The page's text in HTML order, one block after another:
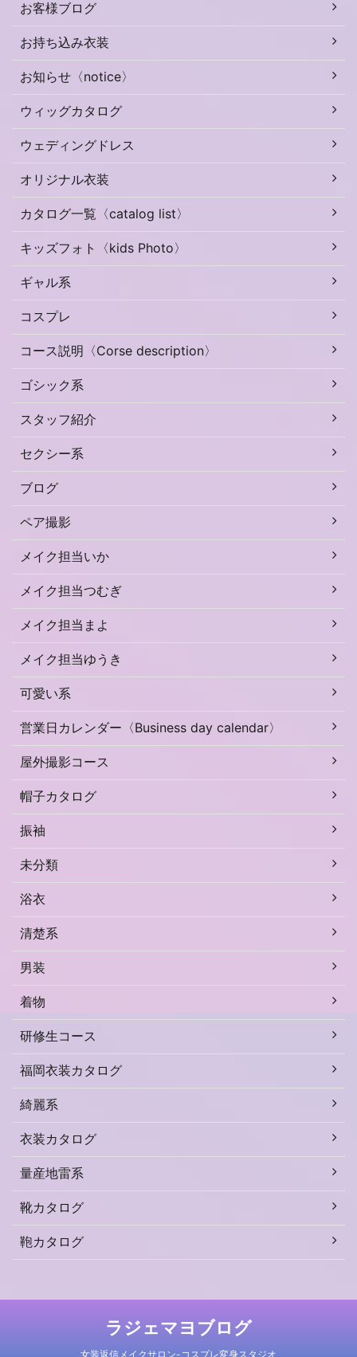
お客様ブログ
お持ち込み衣装
お知らせ〈notice〉
ウィッグカタログ
ウェディングドレス
オリジナル衣装
カタログ一覧〈catalog list〉
キッズフォト〈kids Photo〉
ギャル系
コスプレ
コース説明〈Corse description〉
ゴシック系
スタッフ紹介
セクシー系
ブログ
ペア撮影
メイク担当いか
メイク担当つむぎ
メイク担当まよ
メイク担当ゆうき
可愛い系
営業日カレンダー〈Business day calendar〉
屋外撮影コース
帽子カタログ
振袖
未分類
浴衣
清楚系
男装
着物
研修生コース
福岡衣装カタログ
綺麗系
衣装カタログ
量産地雷系
靴カタログ
鞄カタログ
ラジェマヨブログ
女装返信メイクサロン-コスプレ変身スタジオ